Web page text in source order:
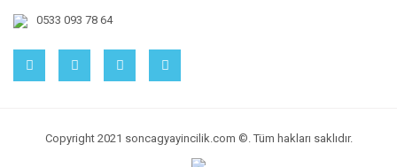
0533 093 78 64
Copyright 2021 soncagyayincilik.com ©. Tüm hakları saklıdır.